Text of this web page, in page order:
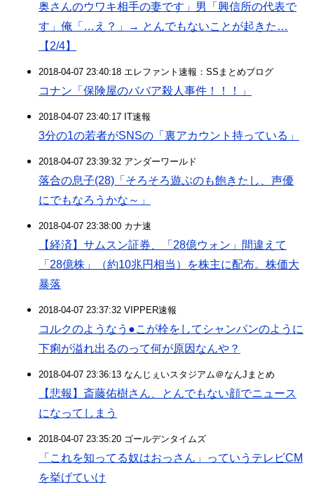
奥さんのウワキ相手の妻です」男「興信所の代表で
す」俺「…え？」→ とんでもないことが起きた…
【2/4】
2018-04-07 23:40:18 エレファント速報：SSまとめブログ
コナン「保険屋のババア殺人事件！！！」
2018-04-07 23:40:17 IT速報
3分の1の若者がSNSの「裏アカウント持っている」
2018-04-07 23:39:32 アンダーワールド
落合の息子(28)「そろそろ遊ぶのも飽きたし、声優
にでもなろうかな～」
2018-04-07 23:38:00 カナ速
【経済】サムスン証券、「28億ウォン」間違えて
「28億株」（約10兆円相当）を株主に配布。株価大
暴落
2018-04-07 23:37:32 VIPPER速報
コルクのようなう●こが栓をしてシャンパンのように
下痢が溢れ出るのって何が原因なんや？
2018-04-07 23:36:13 なんじぇいスタジアム＠なんJまとめ
【悲報】斎藤佑樹さん、とんでもない顔でニュース
になってしまう
2018-04-07 23:35:20 ゴールデンタイムズ
「これを知ってる奴はおっさん」っていうテレビCM
を挙げていけ